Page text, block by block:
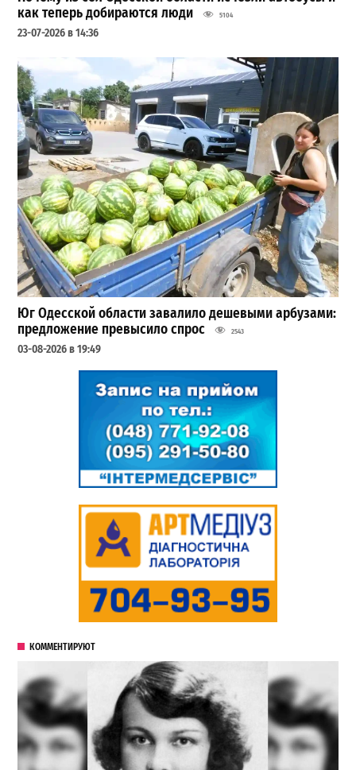
как теперь добираются люди
5104
23-07-2026 в 14:36
Юг Одесской области завалило дешевыми арбузами:
предложение превысило спрос
2543
03-08-2026 в 19:49
КОММЕНТИРУЮТ